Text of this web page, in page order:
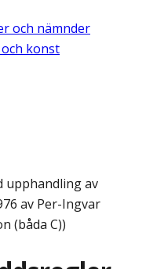
och nämnder
konst
upphandling av
av Per-Ingvar
(båda C))